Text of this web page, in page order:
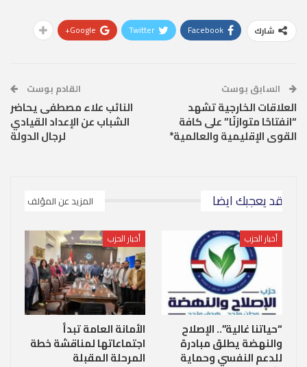
شارك Facebook
Twitter
Google+
السابق بوست
العلاقات الخارجية تشهد
“انفتاحًا متوازنًا” على كافة
القوى الإقليمية والعالمية*
القادم بوست
النائب علاء مصطفى يحاضر
الشباب عن الإعداد القيادي
لرجال الدولة
قد يعجبك ايضا المزيد عن المؤلف
أخبار الحزب
“حياتنا غالية”.. الإصلاح
والنهضة يطلق مبادرة
للدعم النفسي وحماية
أخبار الحزب
الأمانة العامة تبدأ
اجتماعاتها لمناقشة خطة
المرحلة المقبلة